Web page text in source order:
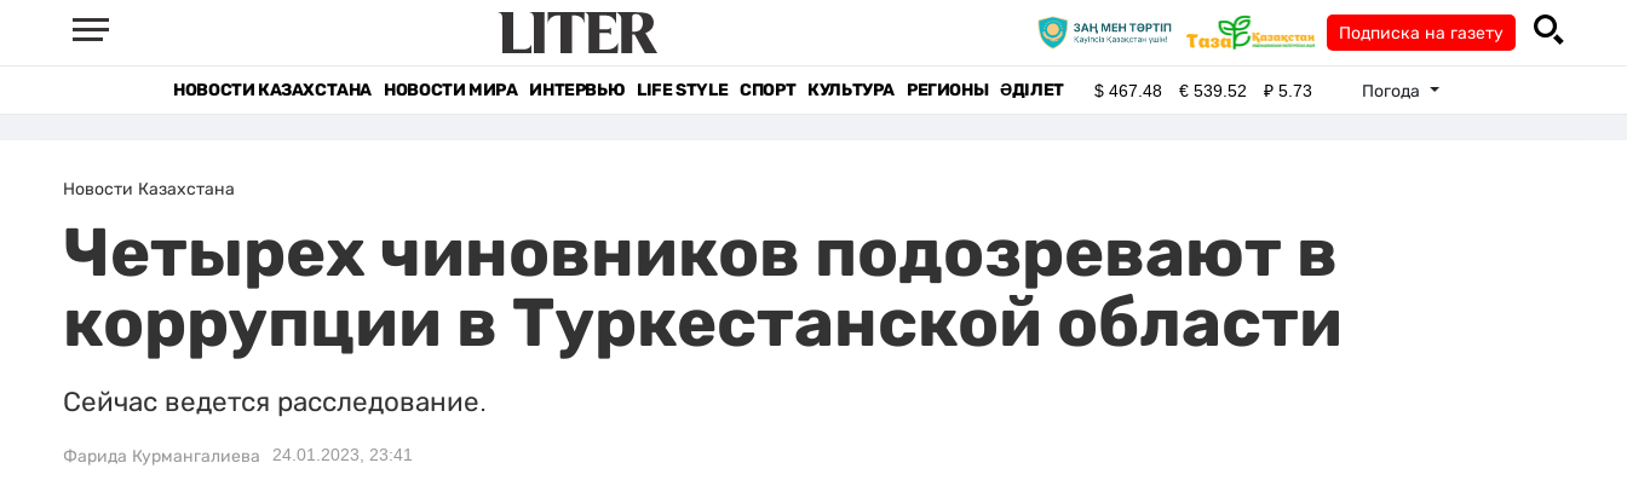
Подписка на газету
НОВОСТИ КАЗАХСТАНА НОВОСТИ МИРА ИНТЕРВЬЮ LIFE STYLE СПОРТ КУЛЬТУРА РЕГИОНЫ ӘДІЛЕТ $467.48 €539.52 ₽5.73 Погода
Новости Казахстана
Четырех чиновников подозревают в
коррупции в Туркестанской области
Сейчас ведется расследование.
Фарида Курмангалиева 24.01.2023, 23:41